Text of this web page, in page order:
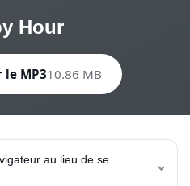
Hour
le MP310.86 MB
au lieu de se